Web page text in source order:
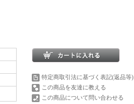
特定商取引法に基づく表記(返品等)
この商品を友達に教える
この商品について問い合わせる